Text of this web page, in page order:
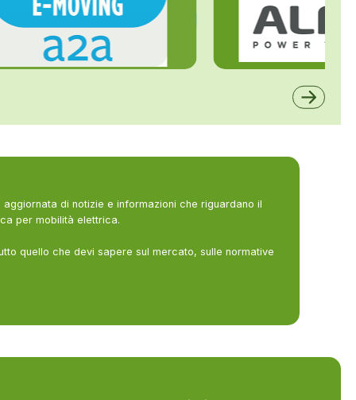
di notizie e informazioni che riguardano il
per mobilità elettrica.
quello che devi sapere sul mercato, sulle normative